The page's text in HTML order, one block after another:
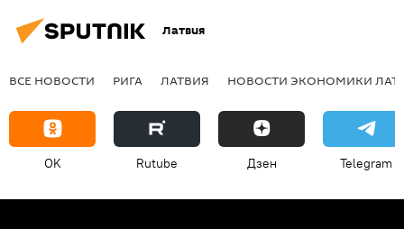
Латвия
ВСЕ НОВОСТИ РИГА ЛАТВИЯ НОВОСТИ ЭКОНОМИКИ
OK Rutube Дзен Telegram